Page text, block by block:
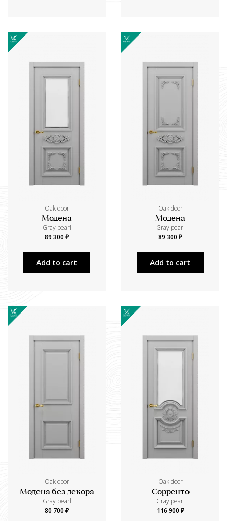
Oak door
Модена
Gray pearl
89 300 ₽
Add to cart
Oak door
Модена
Gray pearl
89 300 ₽
Add to cart
Oak door
Модена без декора
Gray pearl
80 700 ₽
Oak door
Сорренто
Gray pearl
116 900 ₽